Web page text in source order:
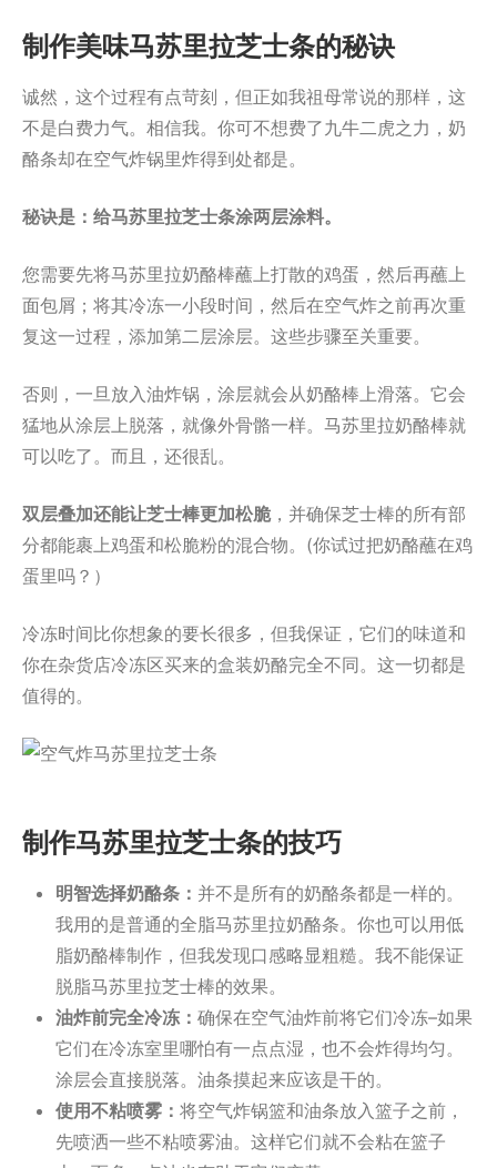
制作美味马苏里拉芝士条的秘诀
诚然，这个过程有点苛刻，但正如我祖母常说的那样，这
不是白费力气。相信我。你可不想费了九牛二虎之力，奶
酪条却在空气炸锅里炸得到处都是。
秘诀是：给马苏里拉芝士条涂两层涂料。
您需要先将马苏里拉奶酪棒蘸上打散的鸡蛋，然后再蘸上
面包屑；将其冷冻一小段时间，然后在空气炸之前再次重
复这一过程，添加第二层涂层。这些步骤至关重要。
否则，一旦放入油炸锅，涂层就会从奶酪棒上滑落。它会
猛地从涂层上脱落，就像外骨骼一样。马苏里拉奶酪棒就
可以吃了。而且，还很乱。
双层叠加还能让芝士棒更加松脆，并确保芝士棒的所有部
分都能裹上鸡蛋和松脆粉的混合物。(你试过把奶酪蘸在鸡
蛋里吗？）
冷冻时间比你想象的要长很多，但我保证，它们的味道和
你在杂货店冷冻区买来的盒装奶酪完全不同。这一切都是
值得的。
制作马苏里拉芝士条的技巧
明智选择奶酪条： 并不是所有的奶酪条都是一样的。
我用的是普通的全脂马苏里拉奶酪条。你也可以用低
脂奶酪棒制作，但我发现口感略显粗糙。我不能保证
脱脂马苏里拉芝士棒的效果。
油炸前完全冷冻： 确保在空气油炸前将它们冷冻–如果
它们在冷冻室里哪怕有一点点湿，也不会炸得均匀。
涂层会直接脱落。油条摸起来应该是干的。
使用不粘喷雾： 将空气炸锅篮和油条放入篮子之前，
先喷洒一些不粘喷雾油。这样它们就不会粘在篮子